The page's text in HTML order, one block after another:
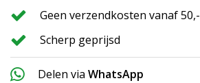
Geen verzendkosten vanaf 50,-
Scherp geprijsd
Delen via WhatsApp